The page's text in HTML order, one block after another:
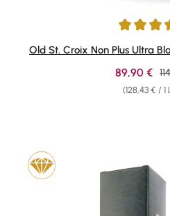
Durchschnittliche Bewertung
Old St. Croix Non Plus Ultra
(128,43 € / 1
89,90 €